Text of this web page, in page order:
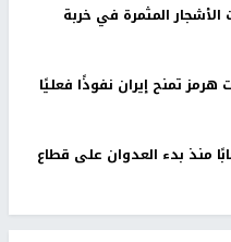
المثمرة في خربة
تمنح إيران نفوذًا فعليًا
شهيدًا و174,250 مصابًا منذ بدء العدوان على قطاع